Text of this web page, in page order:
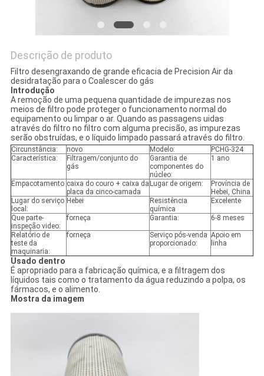
Descrição de produto
Filtro desengraxando de grande eficacia de Precision Air da
desidratação para o Coalescer do gás
Introdução
A remoção de uma pequena quantidade de impurezas nos
meios de filtro pode proteger o funcionamento normal do
equipamento ou limpar o ar. Quando as passagens uidas
através do filtro no filtro com alguma precisão, as impurezas
serão obstruídas, e o líquido limpado passará através do filtro.
Circunstância: novo Modelo:
PCHG-324
Característica:
Filtragem/conjunto do
gás
Garantia de
componentes do
núcleo:
1 ano
Empacotamento caixa do couro + caixa da
placa da cinco-camada
Lugar de origem:
Província de
Hebei, China
Lugar do serviço
local:
Hebei
Resistência
química
Excelente
Que parte-
inspeção video:
forneça Garantia: 6-8 meses
Relatório de
teste da
maquinaria:
forneça
Serviço pós-venda
proporcionado:
Apoio em
linha
Usado dentro
É apropriado para a fabricação química, e a filtragem dos
líquidos tais como o tratamento da água reduzindo a polpa, os
fármacos, e o alimento.
Mostra da imagem